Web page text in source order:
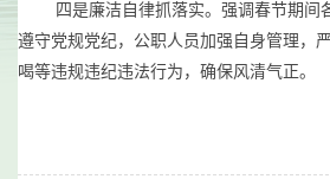
四是廉洁自律抓落实。强调春节期间
遵守党规党纪，公职人员加强自身管理，
喝等违规违纪违法行为，确保风清气正。